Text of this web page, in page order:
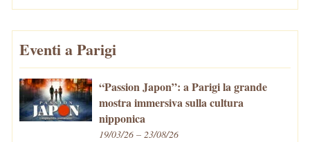
Eventi a Parigi
“Passion Japon”: a Parigi la grande
mostra immersiva sulla cultura
nipponica
19/03/26 – 23/08/26